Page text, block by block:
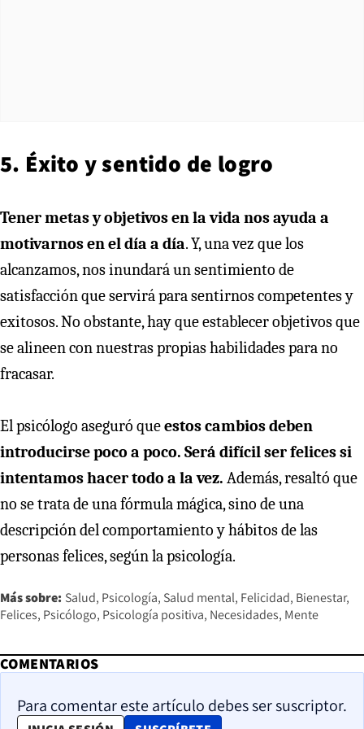
5. Éxito y sentido de logro
Tener metas y objetivos en la vida nos ayuda a
motivarnos en el día a día. Y, una vez que los
alcanzamos, nos inundará un sentimiento de
satisfacción que servirá para sentirnos competentes y
exitosos. No obstante, hay que establecer objetivos que
se alineen con nuestras propias habilidades para no
fracasar.
El psicólogo aseguró queestos cambios deben
introducirse poco a poco. Será difícil ser felices si
intentamos hacer todo a la vez. Además, resaltó que
no se trata de una fórmula mágica, sino de una
descripción del comportamiento y hábitos de las
personas felices, según la psicología.
Más sobre: Salud Psicología Salud mental Felicidad Bienestar
Felices Psicólogo Psicología positiva Necesidades Mente
COMENTARIOS
Para comentar este artículo debes ser suscriptor.